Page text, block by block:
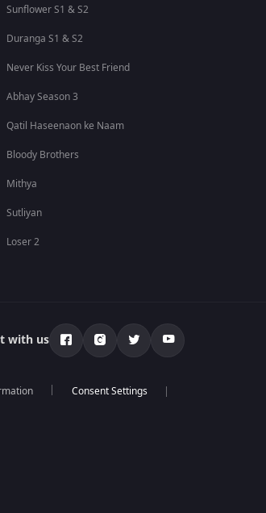
Sunflower S1 & S2
Duranga S1 & S2
Never Kiss Your Best Friend
Abhay Season 3
Qatil Haseenaon ke Naam
Bloody Brothers
Mithya
Sutliyan
Loser 2
with us